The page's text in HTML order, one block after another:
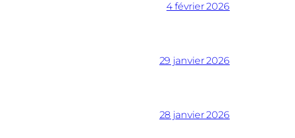
4 février 2026
29 janvier 2026
28 janvier 2026